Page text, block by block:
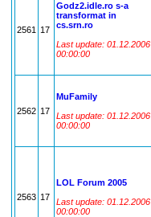
2561 17
Godz2.idle.ro s-a
transformat in
cs.srn.ro
Last update: 01.12.2006
00:00:00
2562 17
MuFamily
Last update: 01.12.2006
00:00:00
2563 17
LOL Forum 2005
Last update: 01.12.2006
00:00:00